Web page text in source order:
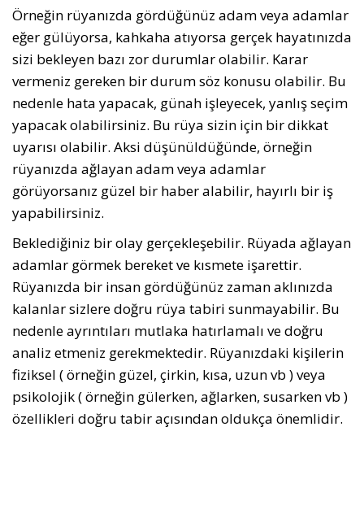
Örneğin rüyanızda gördüğünüz adam veya adamlar
eğer gülüyorsa, kahkaha atıyorsa gerçek hayatınızda
sizi bekleyen bazı zor durumlar olabilir. Karar
vermeniz gereken bir durum söz konusu olabilir. Bu
nedenle hata yapacak, günah işleyecek, yanlış seçim
yapacak olabilirsiniz. Bu rüya sizin için bir dikkat
uyarısı olabilir. Aksi düşünüldüğünde, örneğin
rüyanızda ağlayan adam veya adamlar
görüyorsanız güzel bir haber alabilir, hayırlı bir iş
yapabilirsiniz.
Beklediğiniz bir olay gerçekleşebilir. Rüyada ağlayan
adamlar görmek bereket ve kısmete işarettir.
Rüyanızda bir insan gördüğünüz zaman aklınızda
kalanlar sizlere doğru rüya tabiri sunmayabilir. Bu
nedenle ayrıntıları mutlaka hatırlamalı ve doğru
analiz etmeniz gerekmektedir. Rüyanızdaki kişilerin
fiziksel ( örneğin güzel, çirkin, kısa, uzun vb ) veya
psikolojik ( örneğin gülerken, ağlarken, susarken vb )
özellikleri doğru tabir açısından oldukça önemlidir.